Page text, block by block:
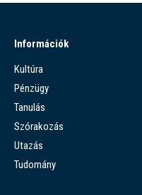
Információk
Kultúra
Pénzügy
Tanulás
Szórakozás
Utazás
Tudomány